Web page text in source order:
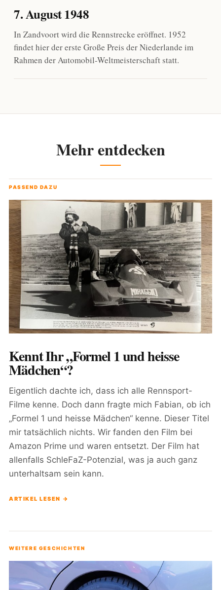
7. August 1948
In Zandvoort wird die Rennstrecke eröffnet. 1952
findet hier der erste Große Preis der Niederlande im
Rahmen der Automobil-Weltmeisterschaft statt.
Mehr entdecken
PASSEND DAZU
Kennt Ihr „Formel 1 und heisse
Mädchen“?
Eigentlich dachte ich, dass ich alle Rennsport-
Filme kenne. Doch dann fragte mich Fabian, ob ich
„Formel 1 und heisse Mädchen“ kenne. Dieser Titel
mir tatsächlich nichts. Wir fanden den Film bei
Amazon Prime und waren entsetzt. Der Film hat
allenfalls SchleFaZ-Potenzial, was ja auch ganz
unterhaltsam sein kann.
ARTIKEL LESEN →
WEITERE GESCHICHTEN